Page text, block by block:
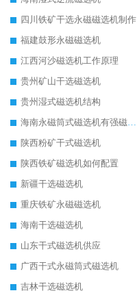
四川铁矿干选永磁磁选机制作
福建鼓形永磁磁选机
江西河沙磁选机工作原理
贵州矿山干选磁选机
贵州湿式磁选机结构
海南永磁筒式磁选机有强磁的吗
陕西粉矿干式磁选机
陕西铁矿磁选机如何配置
新疆干选磁选机
重庆铁矿永磁磁选机
海南干选磁选机
山东干式磁选机供应
广西干式永磁筒式磁选机
吉林干选磁选机